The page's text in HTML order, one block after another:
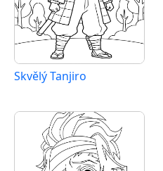
Skvělý Tanjiro